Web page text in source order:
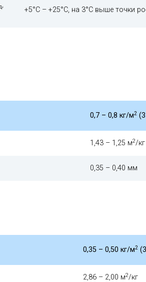
,
+5°С – +25°С, на 3°С выше точки
0,7 – 0,8 кг/м2
1,43 – 1,25 м2/кг
0,35 – 0,40 мм
0,35 – 0,50 кг/м2
2,86 – 2,00 м2/кг